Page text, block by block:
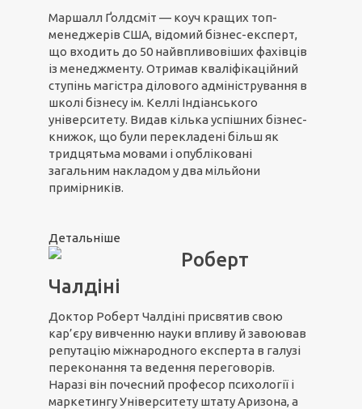
Маршалл Ґолдсміт — коуч кращих топ-
менеджерів США, відомий бізнес-експерт,
що входить до 50 найвпливовіших фахівців
із менеджменту. Отримав кваліфікаційний
ступінь магістра ділового адміністрування в
школі бізнесу ім. Келлі Індіанського
університету. Видав кілька успішних бізнес-
книжок, що були перекладені більш як
тридцятьма мовами і опубліковані
загальним накладом у два мільйони
примірників.
Детальніше
Роберт
Чалдіні
Доктор Роберт Чалдіні присвятив свою
кар’єру вивченню науки впливу й завоював
репутацію міжнародного експерта в галузі
переконання та ведення переговорів.
Наразі він почесний професор психології і
маркетингу Університету штату Аризона, а